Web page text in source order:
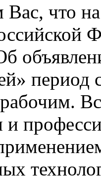
что
период